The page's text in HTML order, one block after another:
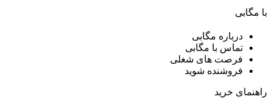
با مگابی
درباره مگابی
تماس با مگابی
فرصت های شغلی
فروشنده شوید
راهنمای خرید